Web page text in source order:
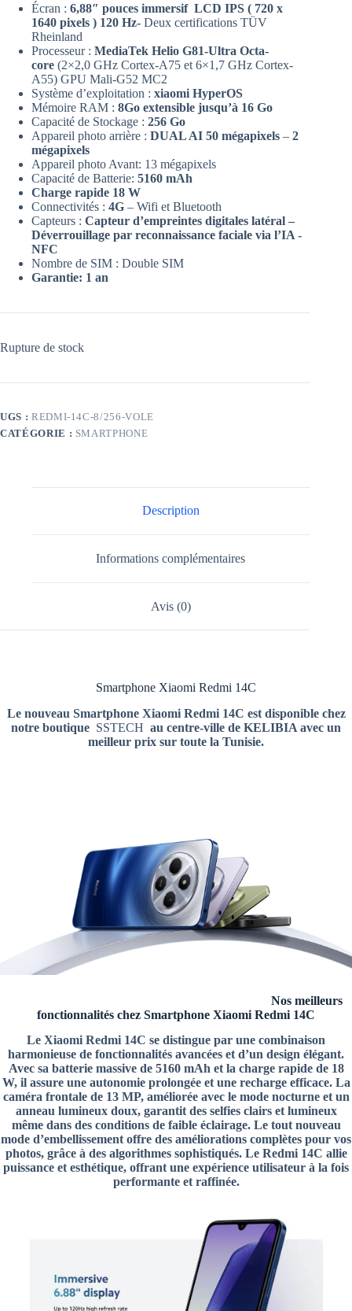
Écran : 6,88″ pouces immersif LCD IPS ( 720 x
1640 pixels ) 120 Hz- Deux certifications TÜV
Rheinland
Processeur : MediaTek Helio G81-Ultra Octa-
core (2×2,0 GHz Cortex-A75 et 6×1,7 GHz Cortex-
A55) GPU Mali-G52 MC2
Système d’exploitation : xiaomi HyperOS
Mémoire RAM : 8Go extensible jusqu’à 16 Go
Capacité de Stockage : 256 Go
Appareil photo arrière : DUAL AI 50 mégapixels – 2
mégapixels
Appareil photo Avant: 13 mégapixels
Capacité de Batterie: 5160 mAh
Charge rapide 18 W
Connectivités : 4G – Wifi et Bluetooth
Capteurs : Capteur d’empreintes digitales latéral –
Déverrouillage par reconnaissance faciale via l’IA -
NFC
Nombre de SIM : Double SIM
Garantie: 1 an
Rupture de stock
UGS : REDMI-14C-8/256-VOLE
CATÉGORIE : SMARTPHONE
Description
Informations complémentaires
Avis (0)
Smartphone Xiaomi Redmi 14C
Le nouveau Smartphone Xiaomi Redmi 14C est disponible chez
notre boutique SSTECH au centre-ville de KELIBIA avec un
meilleur prix sur toute la Tunisie.
Nos meilleurs
fonctionnalités chez Smartphone Xiaomi Redmi 14C
Le Xiaomi Redmi 14C se distingue par une combinaison
harmonieuse de fonctionnalités avancées et d’un design élégant.
Avec sa batterie massive de 5160 mAh et la charge rapide de 18
W, il assure une autonomie prolongée et une recharge efficace. La
caméra frontale de 13 MP, améliorée avec le mode nocturne et un
anneau lumineux doux, garantit des selfies clairs et lumineux
même dans des conditions de faible éclairage. Le tout nouveau
mode d’embellissement offre des améliorations complètes pour vos
photos, grâce à des algorithmes sophistiqués. Le Redmi 14C allie
puissance et esthétique, offrant une expérience utilisateur à la fois
performante et raffinée.